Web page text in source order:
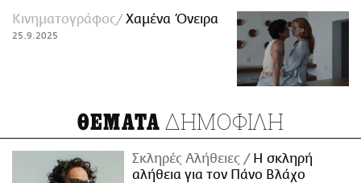
Κινηματογράφος Χαμένα Όνειρα
25.9.2025
ΘΕΜΑΤΑ ΔΗΜΟΦΙΛΗ
Σκληρές Αλήθειες
H σκληρή
αλήθεια για τον Πάνο Βλάχο